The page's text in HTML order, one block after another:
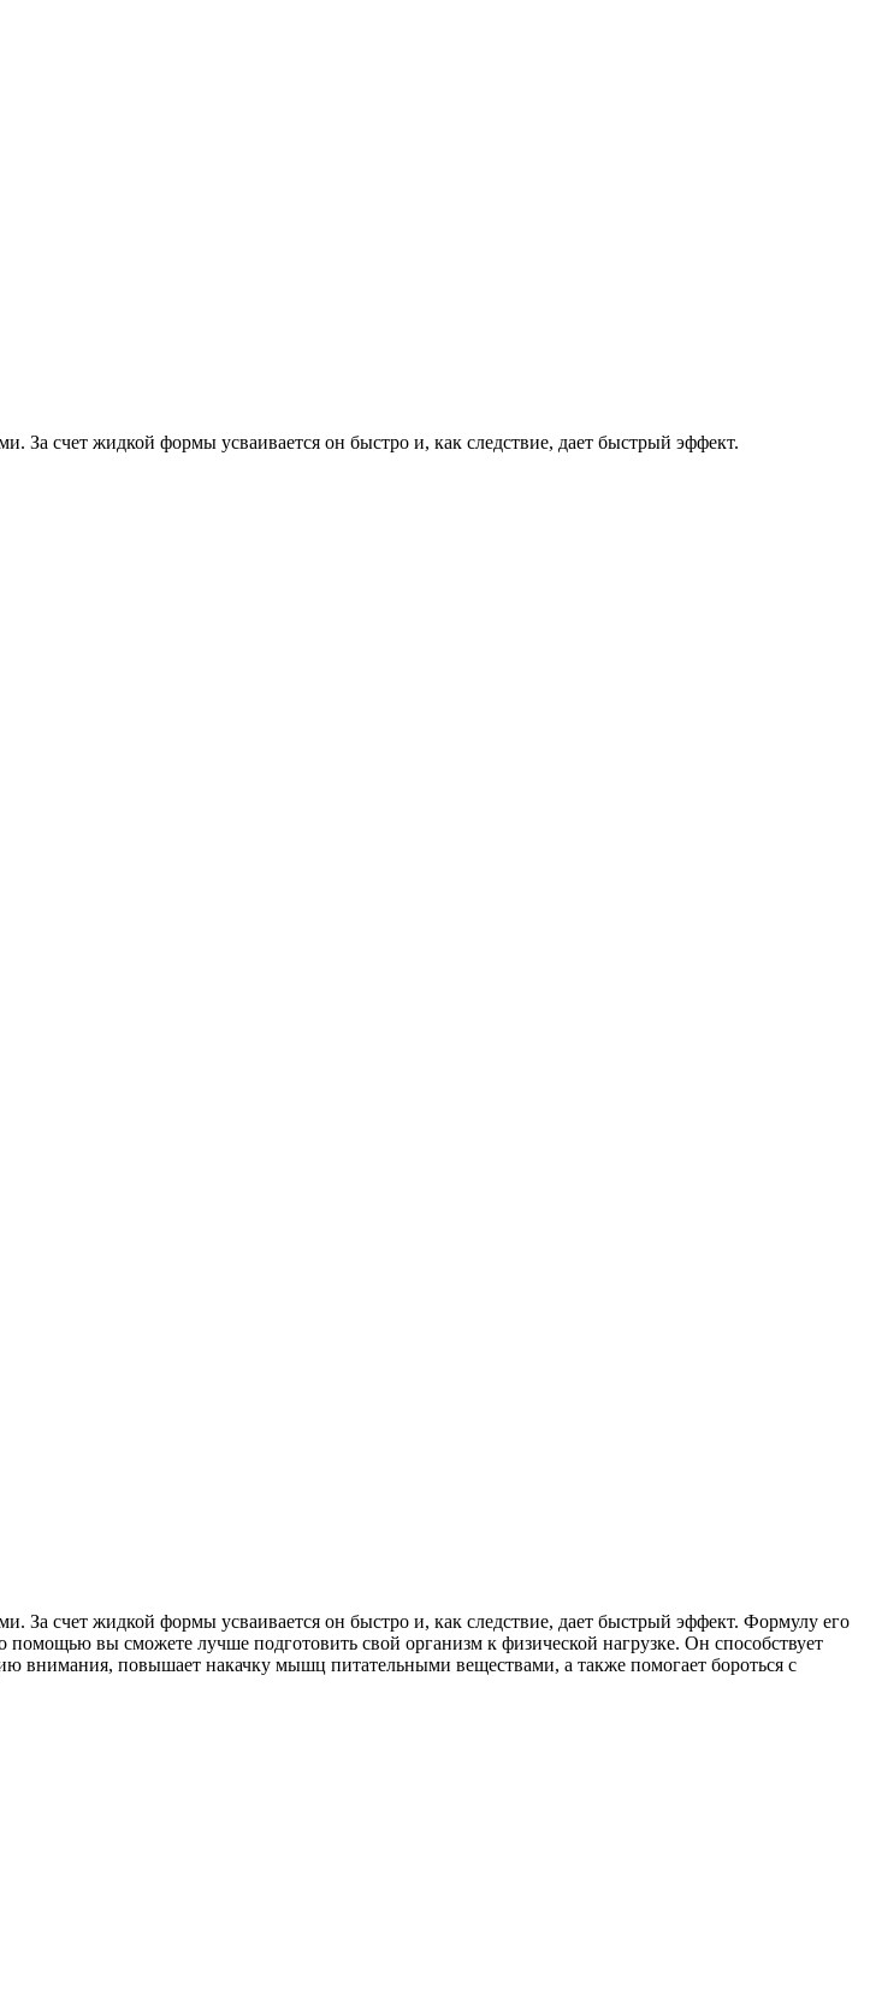
За счет жидкой формы усваивается он быстро и, как следствие, дает быстрый эффект.
За счет жидкой формы усваивается он быстро и, как следствие, дает быстрый эффект. Формулу его
вы сможете лучше подготовить свой организм к физической нагрузке. Он способствует
внимания, повышает накачку мышц питательными веществами, а также помогает бороться с